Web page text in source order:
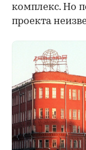
комплекс. Но
проекта